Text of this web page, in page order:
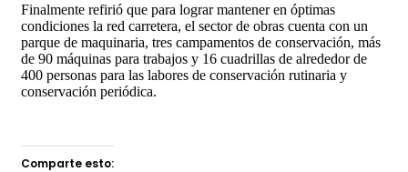
Finalmente refirió que para lograr mantener en óptimas
condiciones la red carretera, el sector de obras cuenta con un
parque de maquinaria, tres campamentos de conservación, más
de 90 máquinas para trabajos y 16 cuadrillas de alrededor de
400 personas para las labores de conservación rutinaria y
conservación periódica.
Comparte esto: